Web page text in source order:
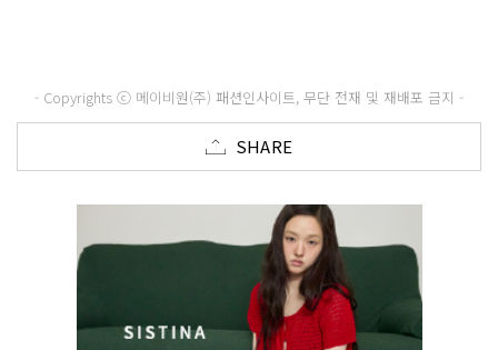
- Copyrights ⓒ 메이비원(주) 패션인사이트, 무단 전재 및 재배포 금지 -
SHARE